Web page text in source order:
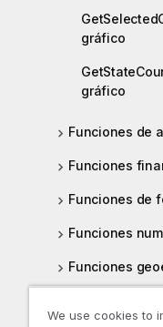
gráfico
gráfico
Funciones de
Funciones
Funciones de
Funciones
Funciones
We use cookies to